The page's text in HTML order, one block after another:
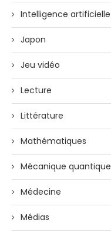
Intelligence artificielle
Japon
Jeu vidéo
Lecture
Littérature
Mathématiques
Mécanique quantique
Médecine
Médias